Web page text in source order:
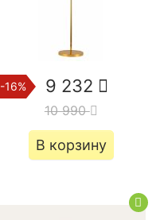
-16% 9 232
10 990
В корзину